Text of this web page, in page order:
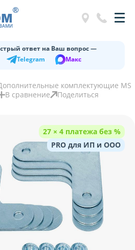
ВАМИ
®
ответ на Ваш вопрос —
Telegram
Макс
комплектующие MS
В сравнение Поделиться
27 × 4 платежа без %
PRO для ИП и ООО